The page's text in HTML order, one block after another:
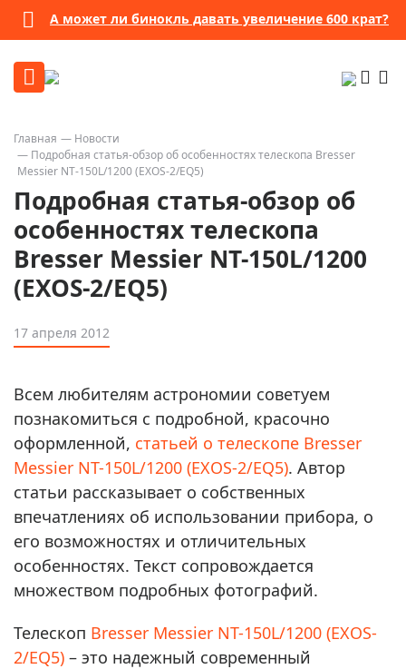
А может ли бинокль давать увеличение 600 крат?
Главная
Новости
Подробная статья-обзор об особенностях телескопа Bresser
Messier NT-150L/1200 (EXOS-2/EQ5)
Подробная статья-обзор об
особенностях телескопа
Bresser Messier NT-150L/1200
(EXOS-2/EQ5)
17 апреля 2012
Всем любителям астрономии советуем
познакомиться с подробной, красочно
оформленной, статьей о телескопе Bresser
Messier NT-150L/1200 (EXOS-2/EQ5). Автор
статьи рассказывает о собственных
впечатлениях об использовании прибора, о
его возможностях и отличительных
особенностях. Текст сопровождается
множеством подробных фотографий.
Телескоп Bresser Messier NT-150L/1200 (EXOS-
2/EQ5) – это надежный современный